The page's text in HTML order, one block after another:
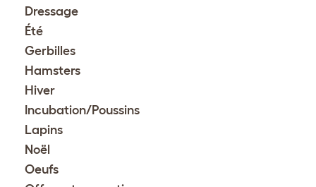
Dressage
Été
Gerbilles
Hamsters
Hiver
Incubation/Poussins
Lapins
Noël
Oeufs